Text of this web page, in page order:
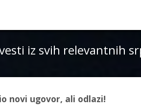
iz svih relevantnih
novi ugovor, ali odlazi!